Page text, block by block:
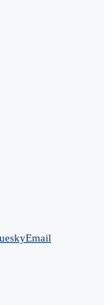
Email